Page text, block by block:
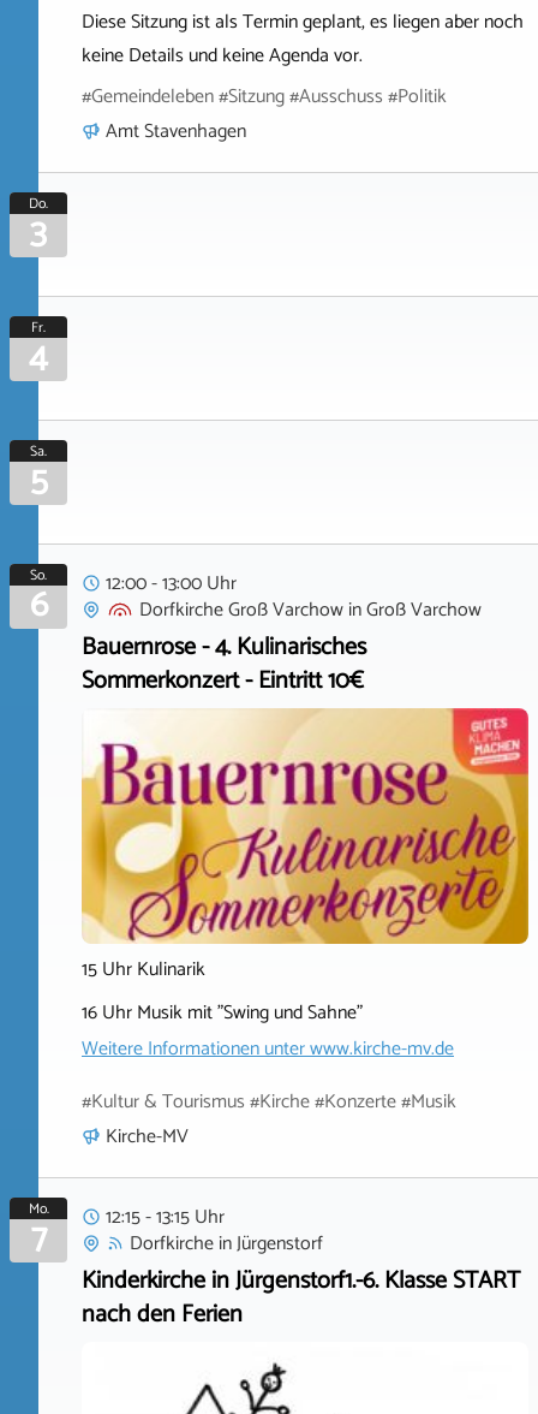
Diese Sitzung ist als Termin geplant, es liegen aber noch
keine Details und keine Agenda vor.
#Gemeindeleben #Sitzung #Ausschuss #Politik
Amt Stavenhagen
Do.
3
Fr.
4
Sa.
5
So.
6
12:00 - 13:00 Uhr
Dorfkirche Groß VarchowinGroß Varchow
Bauernrose - 4. Kulinarisches
Sommerkonzert - Eintritt 10€
15 Uhr Kulinarik
16 Uhr Musik mit "Swing und Sahne"
Weitere Informationen unterwww.kirche-mv.de
#Kultur & Tourismus #Kirche #Konzerte #Musik
Kirche-MV
Mo.
7
12:15 - 13:15 Uhr
DorfkircheinJürgenstorf
Kinderkirche in Jürgenstorf1.-6. Klasse START
nach den Ferien